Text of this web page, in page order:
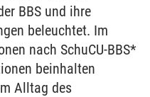
BBS und ihre
beleuchtet. Im
nach SchuCU-BBS*
beinhalten
Alltag des